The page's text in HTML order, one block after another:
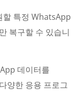
할 특정 WhatsApp
복구할 수 있습니
데이터를
양한 응용 프로그